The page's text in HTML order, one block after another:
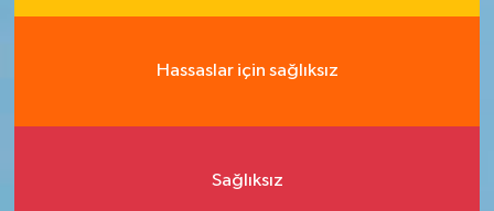
Hassaslar için sağlıksız
Sağlıksız